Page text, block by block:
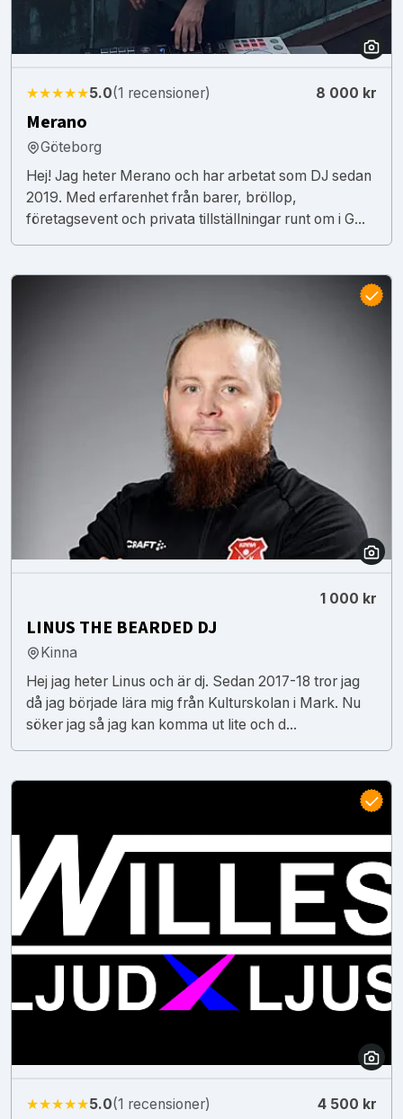
★★★★★5.0(1 recensioner) 8 000 kr
Merano
Göteborg
Hej! Jag heter Merano och har arbetat som DJ sedan
2019. Med erfarenhet från barer, bröllop,
företagsevent och privata tillställningar runt om i G...
1 000 kr
LINUS THE BEARDED DJ
Kinna
Hej jag heter Linus och är dj. Sedan 2017-18 tror jag
då jag började lära mig från Kulturskolan i Mark. Nu
söker jag så jag kan komma ut lite och d...
★★★★★5.0(1 recensioner) 4 500 kr